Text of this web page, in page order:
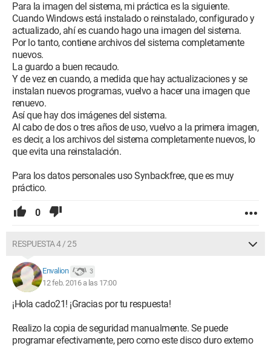
Para la imagen del sistema, mi práctica es la siguiente.
Cuando Windows está instalado o reinstalado, configurado y
actualizado, ahí es cuando hago una imagen del sistema.
Por lo tanto, contiene archivos del sistema completamente
nuevos.
La guardo a buen recaudo.
Y de vez en cuando, a medida que hay actualizaciones y se
instalan nuevos programas, vuelvo a hacer una imagen que
renuevo.
Así que hay dos imágenes del sistema.
Al cabo de dos o tres años de uso, vuelvo a la primera imagen,
es decir, a los archivos del sistema completamente nuevos, lo
que evita una reinstalación.
Para los datos personales uso Synbackfree, que es muy
práctico.
0
RESPUESTA 4 / 25
Envalion 3
12 feb. 2016 a las 17:00
¡Hola cado21! ¡Gracias por tu respuesta!
Realizo la copia de seguridad manualmente. Se puede
programar efectivamente, pero como este disco duro externo